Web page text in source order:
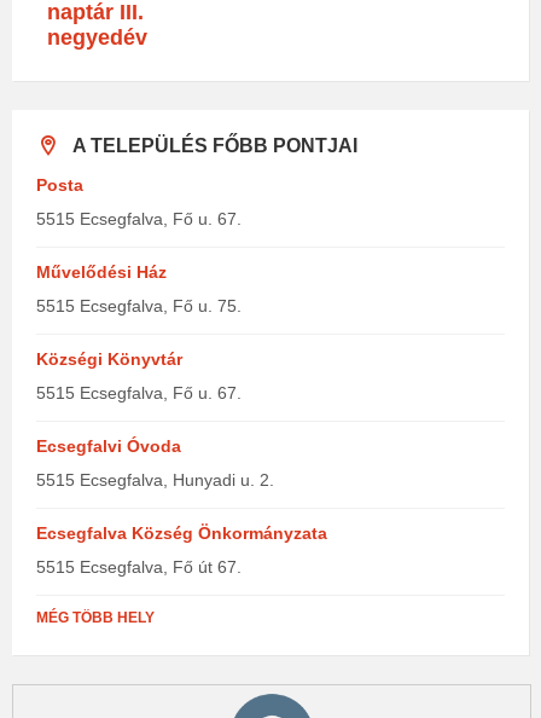
naptár III.
negyedév
A TELEPÜLÉS FŐBB PONTJAI
Posta
5515 Ecsegfalva, Fő u. 67.
Művelődési Ház
5515 Ecsegfalva, Fő u. 75.
Községi Könyvtár
5515 Ecsegfalva, Fő u. 67.
Ecsegfalvi Óvoda
5515 Ecsegfalva, Hunyadi u. 2.
Ecsegfalva Község Önkormányzata
5515 Ecsegfalva, Fő út 67.
MÉG TÖBB HELY